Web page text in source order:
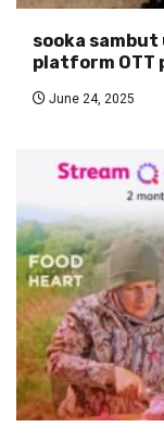
sooka
platform OTT
June 24, 2025